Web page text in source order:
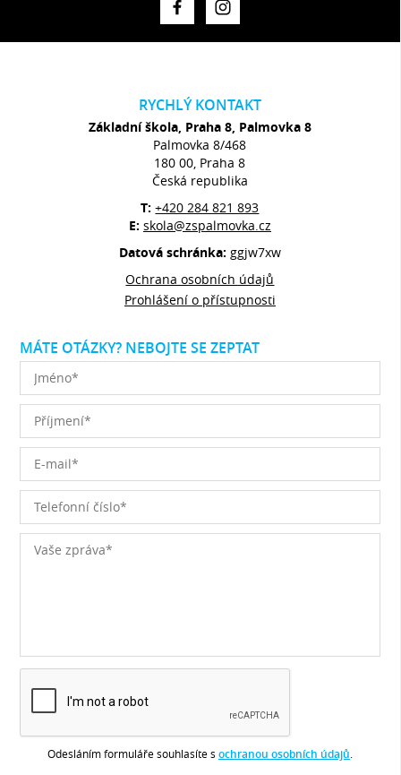
RYCHLÝ KONTAKT
Základní škola, Praha 8, Palmovka 8
Palmovka 8/468
180 00, Praha 8
Česká republika
T:+420 284 821 893
E: skola@zspalmovka.cz
Datová schránka: ggjw7xw
Ochrana osobních údajů
Prohlášení o přístupnosti
MÁTE OTÁZKY? NEBOJTE SE ZEPTAT
Odesláním formuláře souhlasíte s ochranou osobních údajů